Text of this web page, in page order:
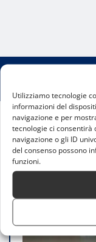
Utilizziamo tecnologie
informazioni del
navigazione e per
tecnologie ci
navigazione o gli ID
del consenso possono
funzioni.
Home
eBay a
moto, nei ricambi